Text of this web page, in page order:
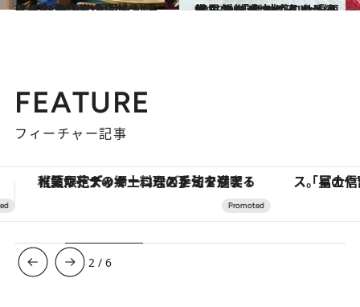
2023.9.6
フィレンツェの個性が感じられる 気の置けないお店4選 注目のリストランテへ出かけよう
旅＆お出かけ 2023.9.4
世界的グルメガイドが絶賛する 「ボルゴ・サン・ヤコポ」 食材の旬を重要視した魅惑の料理
旅＆お出かけ
FEATURE
フィーチャー記事
「星のや富士」でデジタルデトックス。冨士信仰の歴史を辿り、心身を調える。 【銀座で出合う最旬美容】美髪ケアや上質
3 /6